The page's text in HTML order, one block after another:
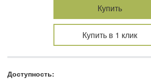
Купить
Купить в 1 клик
Доступность: